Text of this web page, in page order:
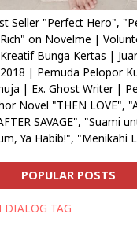
Seller "Perfect Hero",
on Novelme |
Bunga Kertas |
| Pemuda Pelopor
| Ex. Ghost Writer |
Novel "THEN LOVE",
SAVAGE", "Suami
Ya Habib!", "Menikahi
POPULAR POSTS
TAG